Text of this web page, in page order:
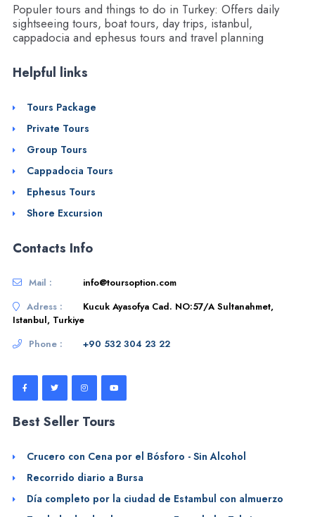
Populer tours and things to do in Turkey: Offers daily
sightseeing tours, boat tours, day trips, istanbul,
cappadocia and ephesus tours and travel planning
Helpful links
Tours Package
Private Tours
Group Tours
Cappadocia Tours
Ephesus Tours
Shore Excursion
Contacts Info
Mail :
info@toursoption.com
Adress :
Kucuk Ayasofya Cad. NO:57/A Sultanahmet,
Istanbul, Turkiye
Phone :
+90 532 304 23 22
Best Seller Tours
Crucero con Cena por el Bósforo - Sin Alcohol
Recorrido diario a Bursa
Día completo por la ciudad de Estambul con almuerzo